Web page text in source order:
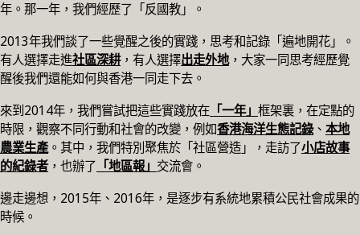
年。那一年，我們經歷了「反國教」。
2013年我們談了一些覺醒之後的實踐，思考和記錄「遍地開花」。
有人選擇走進社區深耕，有人選擇出走外地，大家一同思考經歷覺
醒後我們還能如何與香港一同走下去。
來到2014年，我們嘗試把這些實踐放在 「一年」 框架裏，在定點的
時限，觀察不同行動和社會的改變，例如香港海洋生態記錄、 本地
農業生產。其中，我們特別聚焦於「社區營造」，走訪了小店故事
的紀錄者，也辦了 「地區報」 交流會。
邊走邊想，2015年、2016年，是逐步有系統地累積公民社會成果的
時候。